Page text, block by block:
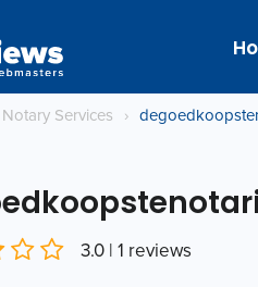
Notary Services ›
3.0 | 1 reviews